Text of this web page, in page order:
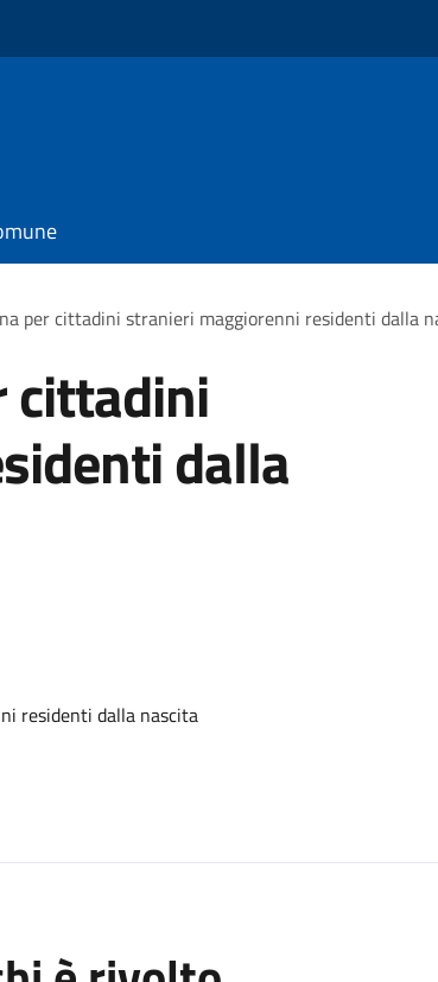
per cittadini stranieri maggiorenni residenti dalla
cittadini
dalla
residenti dalla nascita